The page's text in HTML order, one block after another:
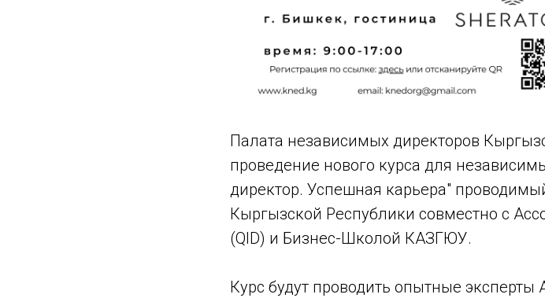
Палата независимых директоров
проведение нового курса для
директор. Успешная карьера"
Кыргызской Республики совместно с
(QID) и Бизнес-Школой КАЗГЮУ.
Курс будут проводить опытные